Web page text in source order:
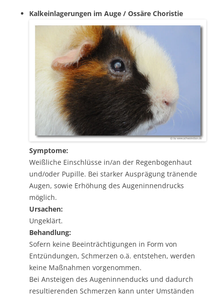
Kalkeinlagerungen im Auge / Ossäre Choristie
Symptome:
Weißliche Einschlüsse in/an der Regenbogenhaut
und/oder Pupille. Bei starker Ausprägung tränende
Augen, sowie Erhöhung des Augeninnendrucks
möglich.
Ursachen:
Ungeklärt.
Behandlung:
Sofern keine Beeinträchtigungen in Form von
Entzündungen, Schmerzen o.ä. entstehen, werden
keine Maßnahmen vorgenommen.
Bei Ansteigen des Augeninnenducks und dadurch
resultierenden Schmerzen kann unter Umständen